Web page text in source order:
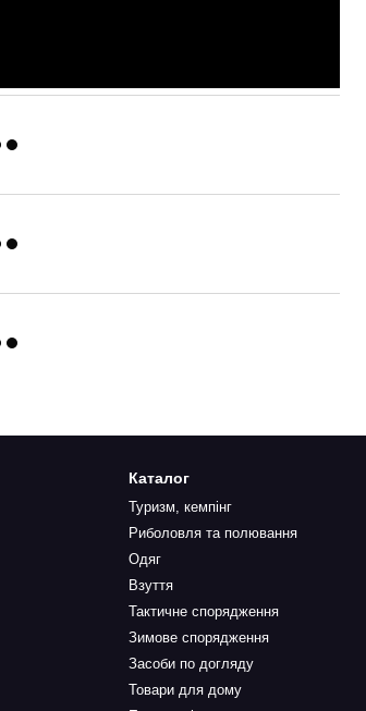
Каталог
Туризм, кемпінг
Риболовля та полювання
Одяг
Взуття
Тактичне спорядження
Зимове спорядження
Засоби по догляду
Товари для дому